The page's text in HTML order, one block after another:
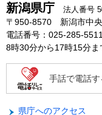
新潟県庁 法人番号
〒950-8570 新潟市中央
電話番号：025-285-5511
8時30分から17時15分ま
手話で電話す
県庁へのアクセス